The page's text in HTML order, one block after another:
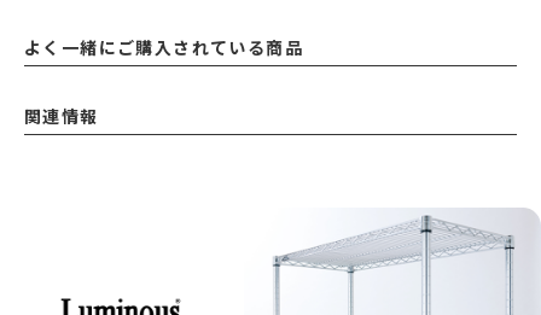
よく一緒にご購入されている商品
関連情報